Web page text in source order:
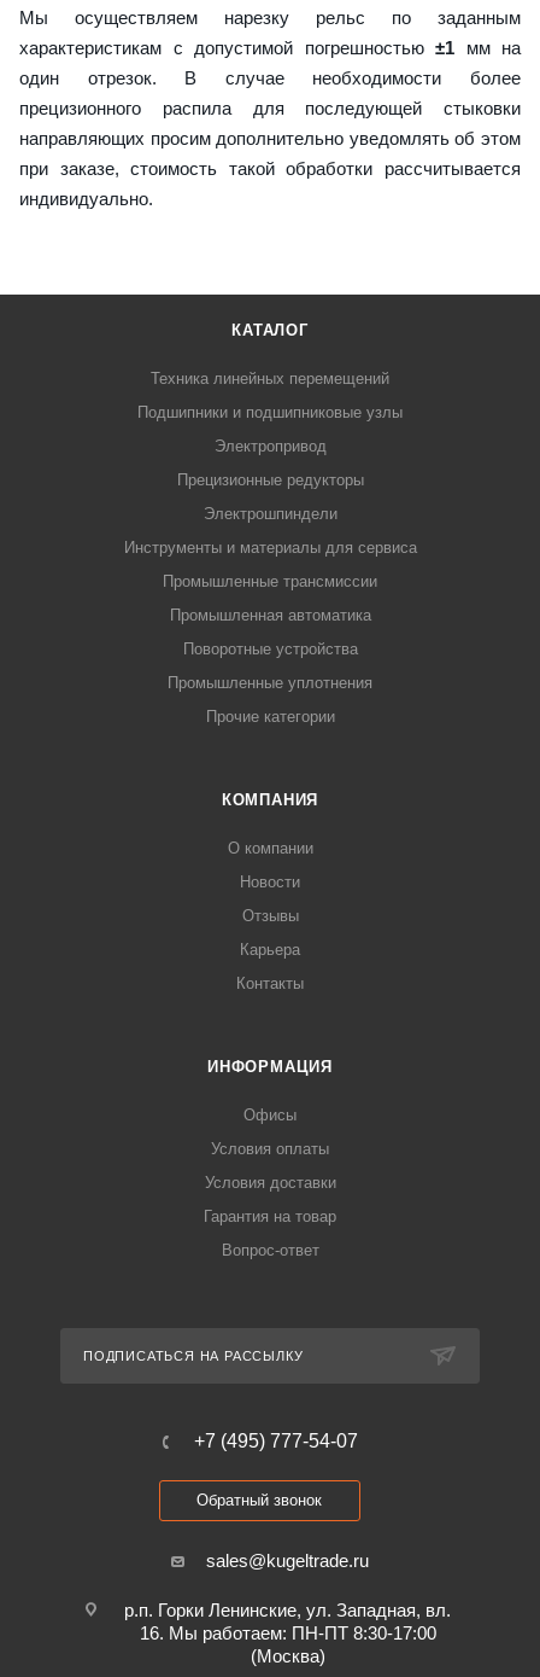
Мы осуществляем нарезку рельс по заданным
характеристикам с допустимой погрешностью ±1 мм на
один отрезок. В случае необходимости более
прецизионного распила для последующей стыковки
направляющих просим дополнительно уведомлять об этом
при заказе, стоимость такой обработки рассчитывается
индивидуально.
КАТАЛОГ
Техника линейных перемещений
Подшипники и подшипниковые узлы
Электропривод
Прецизионные редукторы
Электрошпиндели
Инструменты и материалы для сервиса
Промышленные трансмиссии
Промышленная автоматика
Поворотные устройства
Промышленные уплотнения
Прочие категории
КОМПАНИЯ
О компании
Новости
Отзывы
Карьера
Контакты
ИНФОРМАЦИЯ
Офисы
Условия оплаты
Условия доставки
Гарантия на товар
Вопрос-ответ
ПОДПИСАТЬСЯ НА РАССЫЛКУ
+7 (495) 777-54-07
Обратный звонок
sales@kugeltrade.ru
р.п. Горки Ленинские, ул. Западная, вл.
16. Мы работаем: ПН-ПТ 8:30-17:00
(Москва)